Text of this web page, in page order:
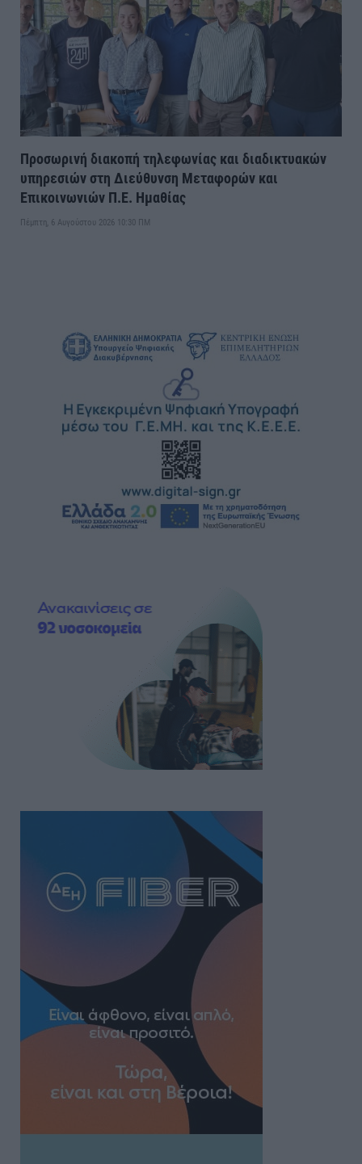
Προσωρινή διακοπή τηλεφωνίας και διαδικτυακών
υπηρεσιών στη Διεύθυνση Μεταφορών και
Επικοινωνιών Π.Ε. Ημαθίας
Πέμπτη, 6 Αυγούστου 2026 10:30 ΠΜ